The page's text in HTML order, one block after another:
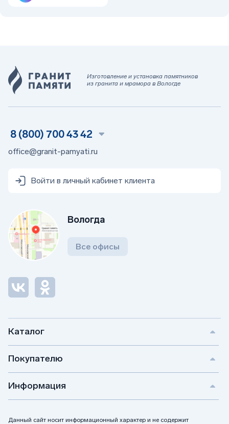
Изготовление и установка памятников
из гранита и мрамора в Вологде
Каталог
Покупателю
Информация
Данный сайт носит информационный характер и не содержит
8 (800) 700 43 42
office@granit-pamyati.ru
Войти в личный кабинет клиента
Вологда
Все офисы